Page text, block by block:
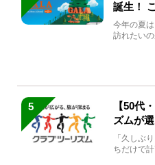
誕生！
生まれ
今年の夏
訪れたい
5
【50代
ズムが
「久しぶ
ちだけで